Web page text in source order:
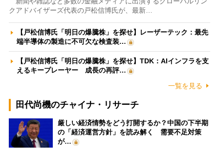
クアドバイザーズ代表の戸松信博氏が、最新…
【戸松信博氏「明日の爆騰株」を探せ】レーザーテック：最先
端半導体の製造に不可欠な検査装…
【戸松信博氏「明日の爆騰株」を探せ】TDK：AIインフラを支
えるキープレーヤー 成長の再評…
一覧を見る
田代尚機のチャイナ・リサーチ
厳しい経済情勢をどう打開するか？中国の下半期
の「経済運営方針」を読み解く 需要不足対策
が…